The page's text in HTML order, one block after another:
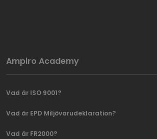
Ampiro Academy
Vad är ISO 9001?
Vad är EPD Miljövarudeklaration?
Vad är FR2000?